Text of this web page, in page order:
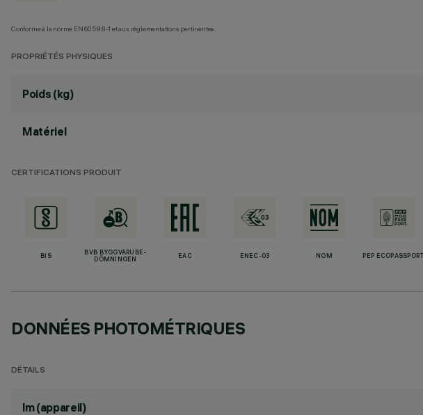
Conforme à la norme EN60598-1 et aux réglementations pertinentes.
PROPRIÉTÉS PHYSIQUES
Poids (kg)
Matériel
CERTIFICATIONS PRODUIT
BIS
BVB BYGGVARUBE-
DÖMNINGEN
EAC ENEC-03 NOM PEP ECOPASSPORT
DONNÉES PHOTOMÉTRIQUES
DÉTAILS
lm (appareil)